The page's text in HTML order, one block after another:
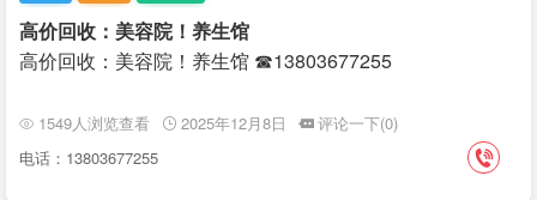
高价回收：美容院！养生馆
高价回收：美容院！养生馆 ☎13803677255
1549人浏览查看 2025年12月8日
评论一下(0)
电话：13803677255